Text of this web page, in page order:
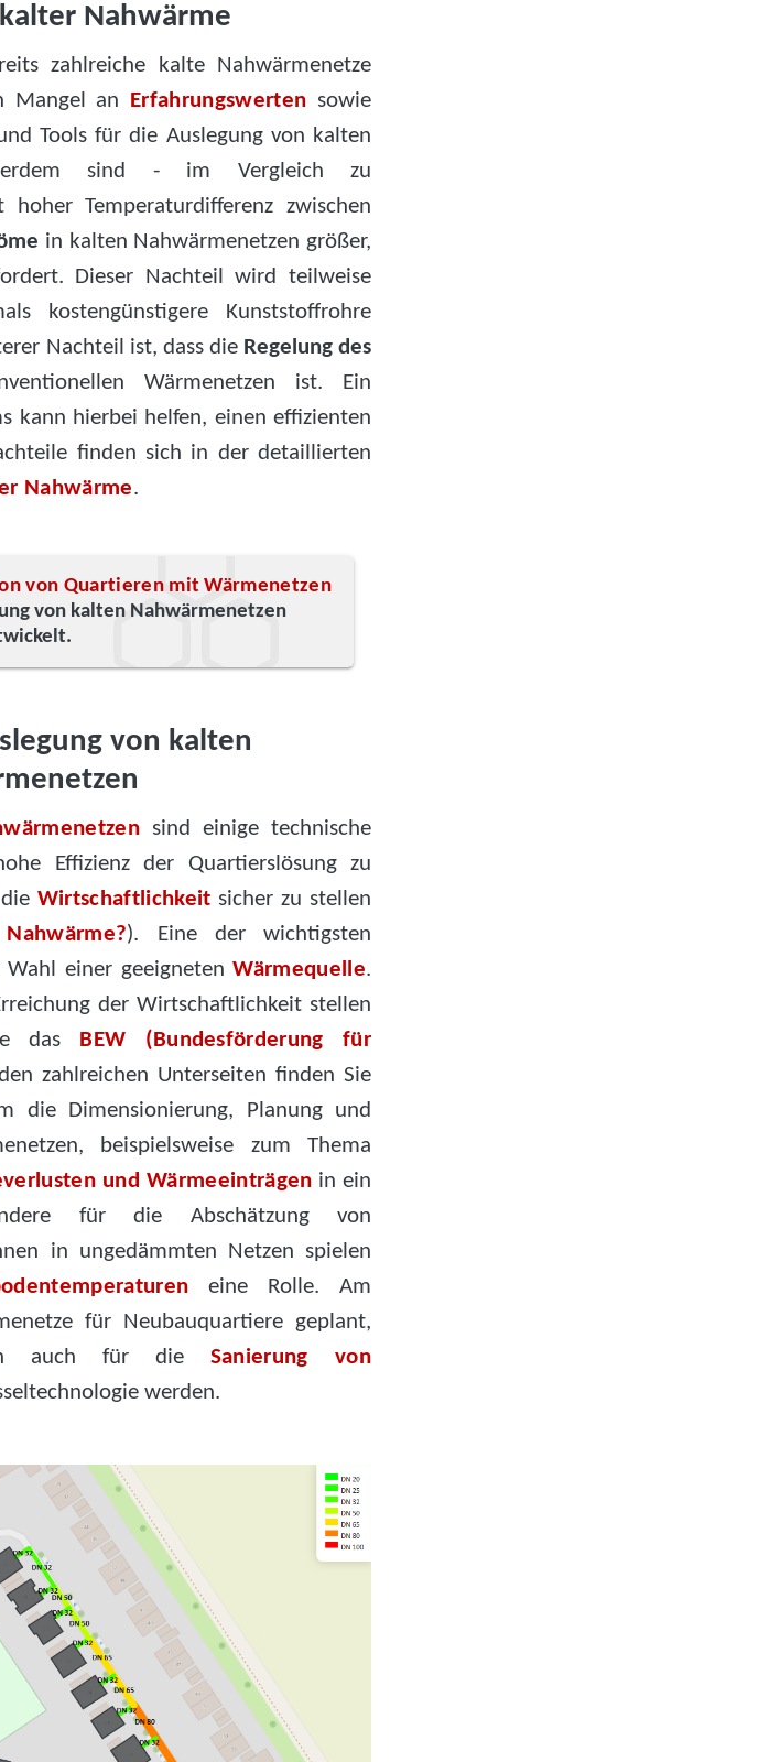
Nahwärme
zahlreiche kalte Nahwärmenetze
Mangel an Erfahrungswerten sowie
Tools für die Auslegung von kalten
sind - im Vergleich zu
Temperaturdifferenz zwischen
in kalten Nahwärmenetzen größer,
Dieser Nachteil wird teilweise
kostengünstigere Kunststoffrohre
Nachteil ist, dass die Regelung des
Wärmenetzen ist. Ein
kann hierbei helfen, einen effizienten
finden sich in der detaillierten
Nahwärme.
von Quartieren mit Wärmenetzen
von kalten Nahwärmenetzen
von kalten
sind einige technische
Effizienz der Quartierslösung zu
Wirtschaftlichkeit sicher zu stellen
). Eine der wichtigsten
Wahl einer geeignetenWärmequelle.
der Wirtschaftlichkeit stellen
das
BEW (Bundesförderung für
zahlreichen Unterseiten finden Sie
die Dimensionierung, Planung und
beispielsweise zum Thema
und Wärmeeinträgen in ein
für die Abschätzung von
in ungedämmten Netzen spielen
eine Rolle. Am
für Neubauquartiere geplant,
auch für die Sanierung von
werden.